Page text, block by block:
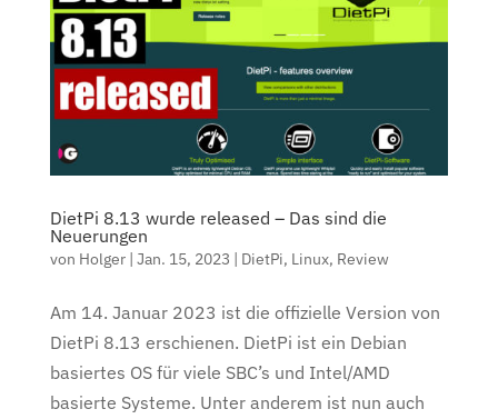
DietPi 8.13 wurde released – Das sind die
Neuerungen
von Holger| Jan. 15, 2023 | DietPi, Linux, Review
Am 14. Januar 2023 ist die offizielle Version von
DietPi 8.13 erschienen. DietPi ist ein Debian
basiertes OS für viele SBC’s und Intel/AMD
basierte Systeme. Unter anderem ist nun auch